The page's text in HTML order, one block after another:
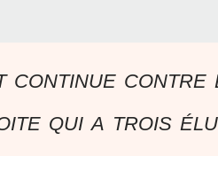
continue
qui a trois